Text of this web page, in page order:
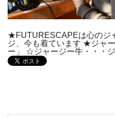
★FUTURESCAPEは心のジ
ジ、今も着ています ★ジャ
ー」 ☆ジャージー牛・・・